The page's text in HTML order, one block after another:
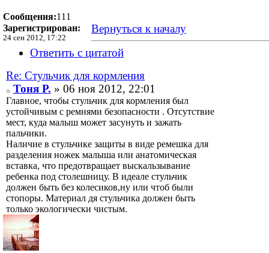
Сообщения:111
Зарегистрирован:
24 сен 2012, 17:22
Вернуться к началу
Ответить с цитатой
Re: Стульчик для кормления
Тоня Р. » 06 ноя 2012, 22:01
Главное, чтобы стульчик для кормления был
устойчивым с ремнями безопасности . Отсутствие
мест, куда малыш может засунуть и зажать
пальчики.
Наличие в стульчике защиты в виде ремешка для
разделения ножек малыша или анатомическая
вставка, что предотвращает выскальзывание
ребенка под столешницу. В идеале стульчик
должен быть без колесиков,ну или чтоб были
стопоры. Материал дя стульчика должен быть
только экологически чистым.